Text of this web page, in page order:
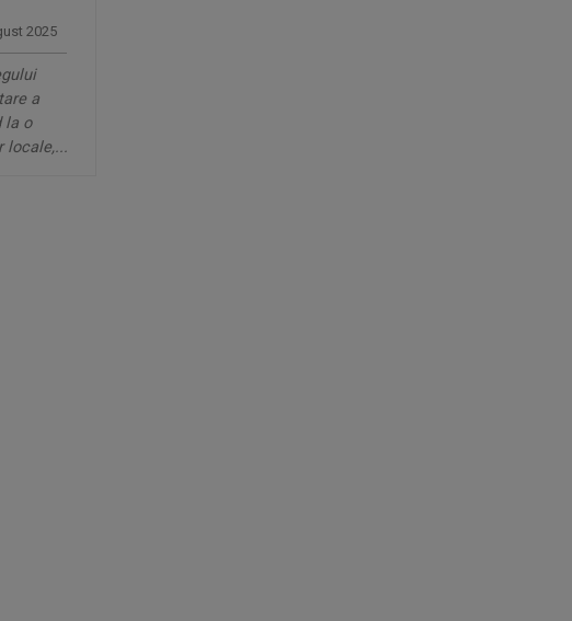
2025
a
la o
locale,...